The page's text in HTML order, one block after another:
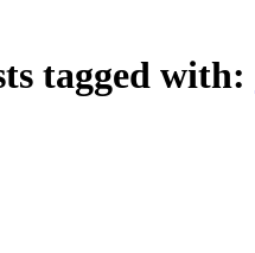
tagged with: